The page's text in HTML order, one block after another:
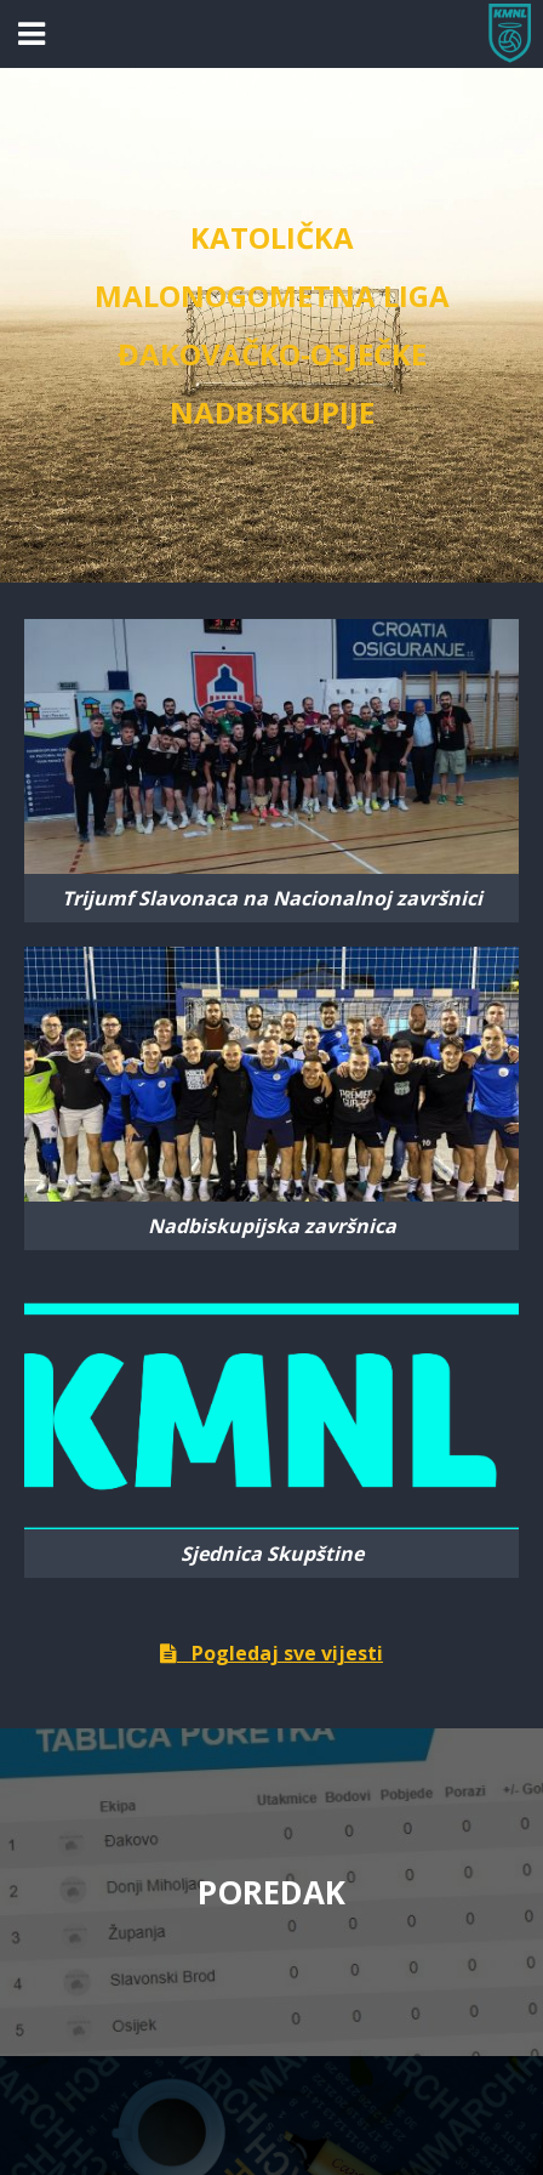
KATOLIČKA
MALONOGOMETNA LIGA
ĐAKOVAČKO-OSJEČKE
NADBISKUPIJE
Trijumf Slavonaca na Nacionalnoj završnici
Nadbiskupijska završnica
Sjednica Skupštine
Pogledaj sve vijesti
POREDAK